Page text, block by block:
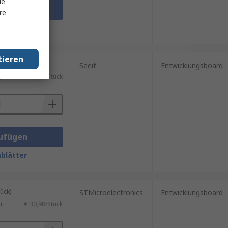
€ 16,76/Stück
Seeit Entwicklungsboard
€ 30,98/Stück
STMicroelectronics Entwicklungsboard